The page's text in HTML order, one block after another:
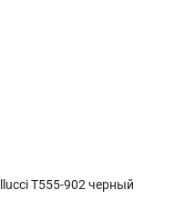
T555-902 черный